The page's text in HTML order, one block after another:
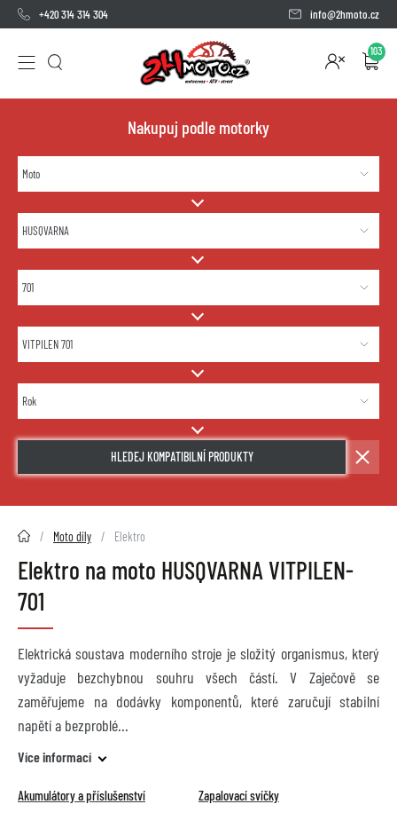
+420 314 314 304 info@2hmoto.cz
103
Nakupuj podle motorky
HLEDEJ KOMPATIBILNÍ PRODUKTY
2HMOTO.cz Moto díly Elektro
Elektro na moto HUSQVARNA VITPILEN-
701
Elektrická soustava moderního stroje je složitý organismus, který
vyžaduje bezchybnou souhru všech částí. V Zaječově se
zaměřujeme na dodávky komponentů, které zaručují stabilní
napětí a bezproblé
Více informací
Akumulátory a příslušenství Zapalovací svíčky